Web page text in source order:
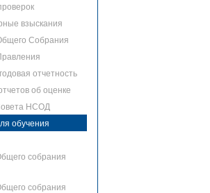
взыскания
Собрания
отчетность
об оценке
НСОД
обучения
собрания
собрания